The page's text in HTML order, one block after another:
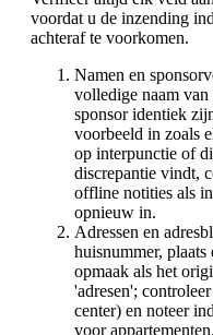
voordat u de inzending
achteraf te voorkomen.
Namen en
volledige naam van
sponsor identiek
voorbeeld in zoals
op interpunctie of
discrepantie vindt,
offline notities als
opnieuw in.
Adressen en
huisnummer,
opmaak als het
'adresen';
center) en noteer
voor appartementen.